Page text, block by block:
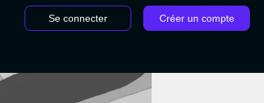
Se connecter Créer un compte